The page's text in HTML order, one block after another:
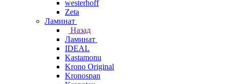
westerhoff
Zeta
Ламинат
Назад
Ламинат
IDEAL
Kastamonu
Krono Original
Kronospan